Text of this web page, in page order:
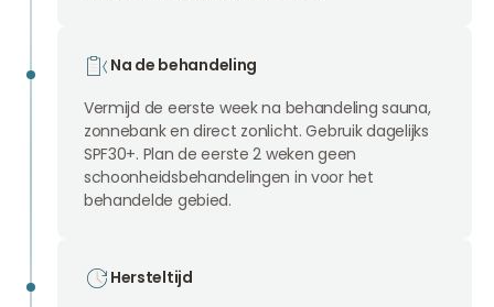
Na de behandeling
Vermijd de eerste week na behandeling sauna,
zonnebank en direct zonlicht. Gebruik dagelijks
SPF30+. Plan de eerste 2 weken geen
schoonheidsbehandelingen in voor het
behandelde gebied.
Hersteltijd